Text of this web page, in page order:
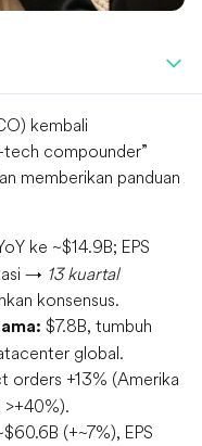
kembali
tech compounder”
memberikan panduan
ke ~$14.9B; EPS
→ 13 kuartal
konsensus.
$7.8B, tumbuh
global.
orders +13% (Amerika
>+40%).
(+~7%), EPS